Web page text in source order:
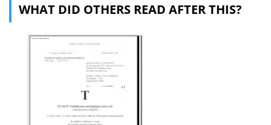
WHAT DID OTHERS READ AFTER THIS?